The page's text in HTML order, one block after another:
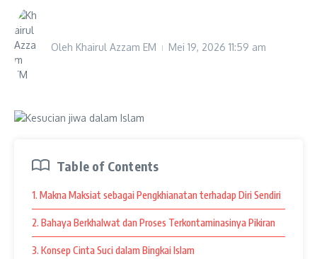
Oleh Khairul Azzam EM Mei 19, 2026 11:59 am
Table of Contents
1. Makna Maksiat sebagai Pengkhianatan terhadap Diri Sendiri
2. Bahaya Berkhalwat dan Proses Terkontaminasinya Pikiran
3. Konsep Cinta Suci dalam Bingkai Islam